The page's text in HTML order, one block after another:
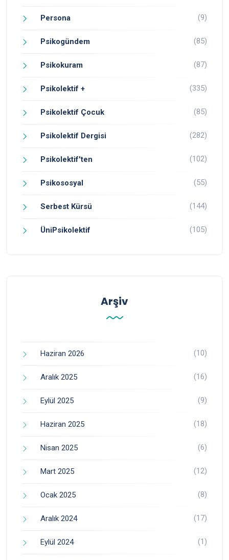
Persona (9)
Psikogündem (85)
Psikokuram (87)
Psikolektif + (335)
Psikolektif Çocuk (85)
Psikolektif Dergisi (282)
Psikolektif'ten (102)
Psikososyal (55)
Serbest Kürsü (144)
ÜniPsikolektif (105)
Arşiv
Haziran 2026 (10)
Aralık 2025 (16)
Eylül 2025 (9)
Haziran 2025 (18)
Nisan 2025 (6)
Mart 2025 (12)
Ocak 2025 (8)
Aralık 2024 (17)
Eylül 2024 (1)